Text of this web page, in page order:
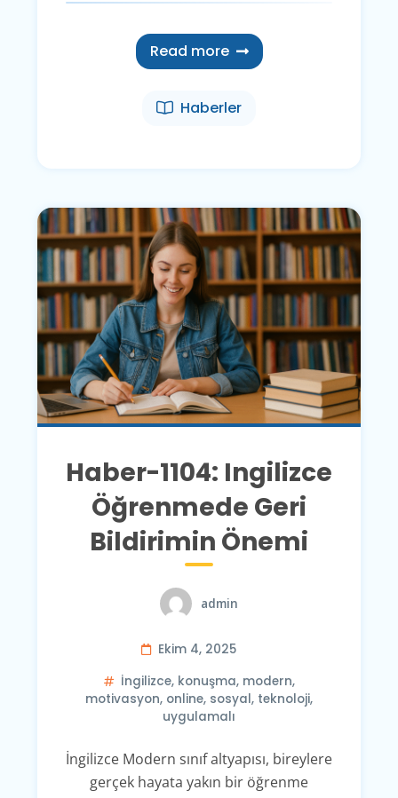
Read more
Haberler
Haber-1104: Ingilizce
Öğrenmede Geri
Bildirimin Önemi
admin
Ekim 4, 2025
İngilizce, konuşma, modern,
motivasyon, online, sosyal, teknoloji,
uygulamalı
İngilizce Modern sınıf altyapısı, bireylere
gerçek hayata yakın bir öğrenme